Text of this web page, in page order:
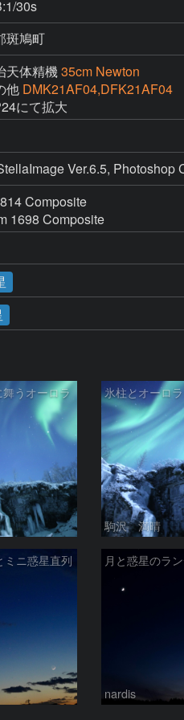
30s
斑鳩町
天体精機35cm Newton
他 DMK21AF04,DFK21AF04
にて拡大
Composite
1698 Composite
うオーロラ 氷柱とオーロラ
駒沢 満晴
ニ惑星直列
nardis